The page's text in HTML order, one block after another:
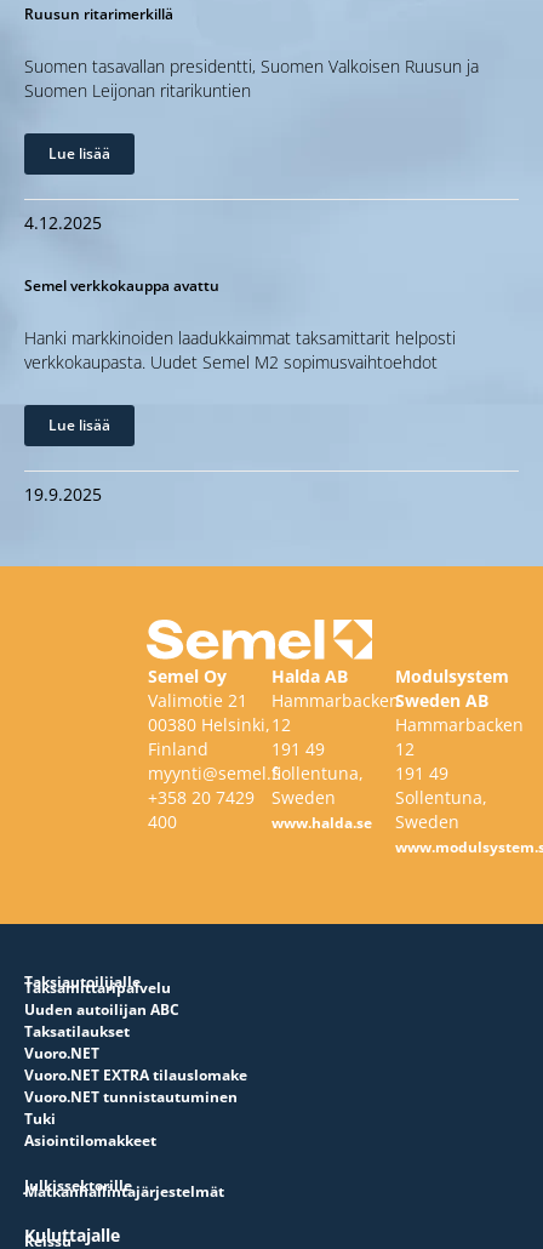
Ruusun ritarimerkillä
Suomen tasavallan presidentti, Suomen Valkoisen Ruusun ja
Suomen Leijonan ritarikuntien
Lue lisää
4.12.2025
Semel verkkokauppa avattu
Hanki markkinoiden laadukkaimmat taksamittarit helposti
verkkokaupasta. Uudet Semel M2 sopimusvaihtoehdot
Lue lisää
19.9.2025
Semel Oy
Valimotie 21
00380 Helsinki,
Finland
myynti@semel.fi
+358 20 7429
400
Halda AB
Hammarbacken
12
191 49
Sollentuna,
Sweden
www.halda.se
Modulsystem
Sweden AB
Hammarbacken
12
191 49
Sollentuna,
Sweden
Taksiautoilijalle
Taksamittaripalvelu
Uuden autoilijan ABC
Taksatilaukset
Vuoro.NET
Vuoro.NET EXTRA tilauslomake
Vuoro.NET tunnistautuminen
Tuki
Asiointilomakkeet
Julkissektorille
Matkanhallintajärjestelmät
Kuluttajalle
Reissu